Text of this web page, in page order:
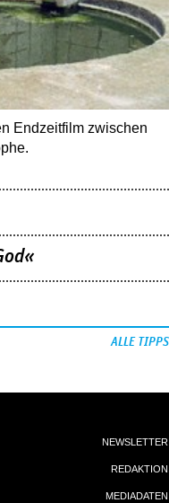
Endzeitfilm zwischen
ALLE TIPPS
NEWSLETTER
REDAKTION
MEDIADATEN